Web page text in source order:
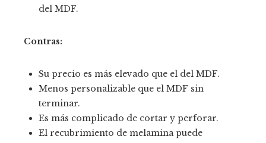
del MDF.
Contras:
Su precio es más elevado que el del MDF.
Menos personalizable que el MDF sin
terminar.
Es más complicado de cortar y perforar.
El recubrimiento de melamina puede